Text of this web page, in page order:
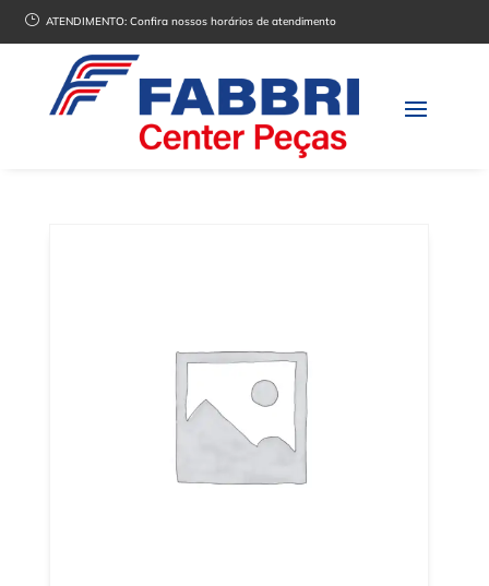
} ATENDIMENTO:Confira nossos horários de atendimento